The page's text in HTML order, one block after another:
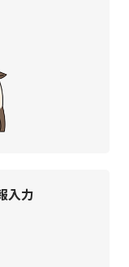
入力